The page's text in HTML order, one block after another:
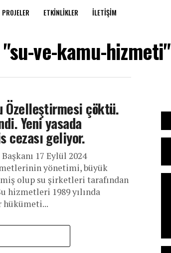
PROJELER ETKINLIKLER İLETIŞIM
ve-kamu-hizmeti"
Özelleştirmesi çöktü.
Yeni yasada
cezası geliyor.
17 Eylül 2024
yönetimi, büyük
olup su şirketleri tarafından
hizmetleri 1989 yılında
hükümeti...